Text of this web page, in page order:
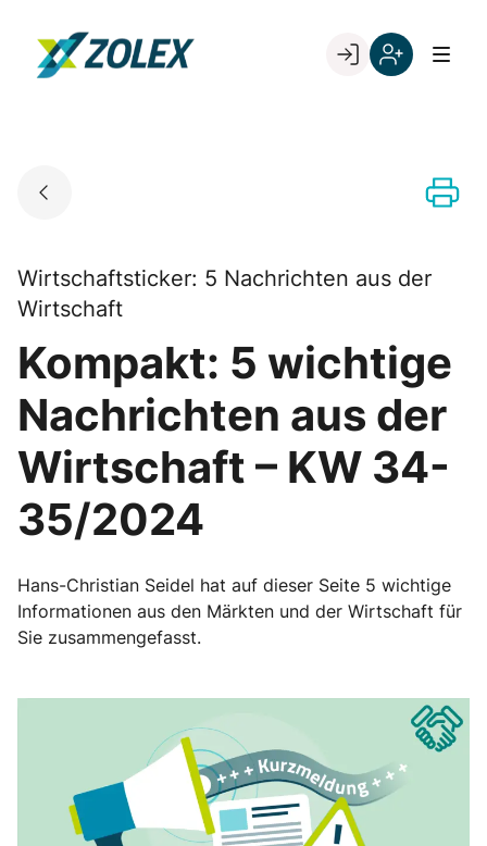
content
Go to landing page.
Wirtschaftsticker: 5 Nachrichten aus der
Wirtschaft
Kompakt: 5 wichtige
Nachrichten aus der
Wirtschaft – KW 34-
35/2024
Hans-Christian Seidel hat auf dieser Seite 5 wichtige
Informationen aus den Märkten und der Wirtschaft für
Sie zusammengefasst.